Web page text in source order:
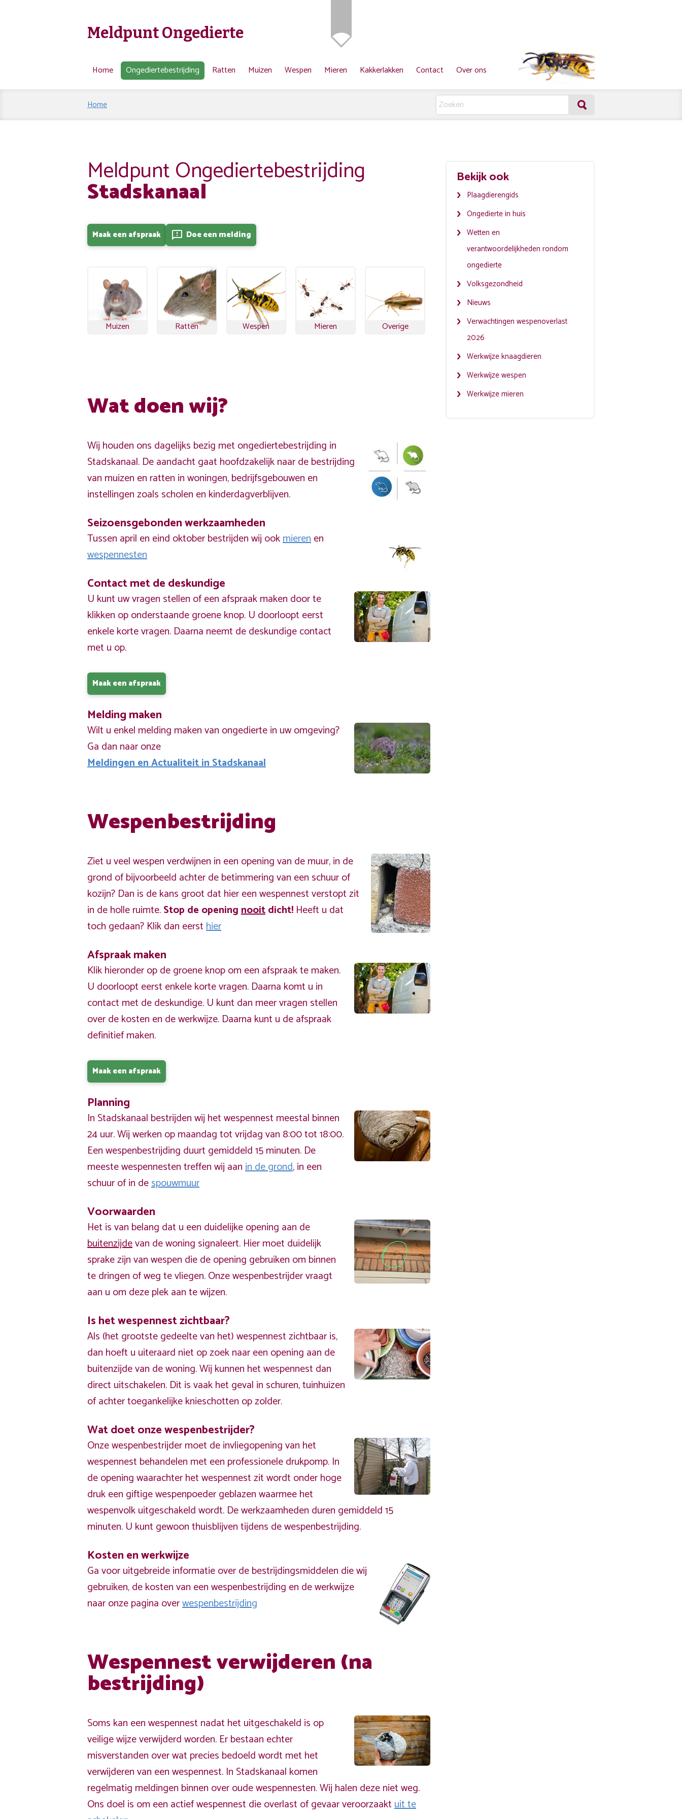
Meldpunt Ongedierte
Home Ongediertebestrijding Ratten Muizen Wespen Mieren Kakkerlakken Contact Over ons
Home
Meldpunt Ongediertebestrijding
Stadskanaal
Maak een afspraak feedback Doe een melding
Muizen Ratten Wespen Mieren Overige
Wat doen wij?
Wij houden ons dagelijks bezig met ongediertebestrijding in
Stadskanaal. De aandacht gaat hoofdzakelijk naar de bestrijding
van muizen en ratten in woningen, bedrijfsgebouwen en
instellingen zoals scholen en kinderdagverblijven.
Seizoensgebonden werkzaamheden
Tussen april en eind oktober bestrijden wij ookmierenen
wespennesten
Contact met de deskundige
U kunt uw vragen stellen of een afspraak maken door te
klikken op onderstaande groene knop. U doorloopt eerst
enkele korte vragen. Daarna neemt de deskundige contact
met u op.
Maak een afspraak
Melding maken
Wilt u enkel melding maken van ongedierte in uw omgeving?
Ga dan naar onze
Meldingen en Actualiteit in Stadskanaal
Wespenbestrijding
Ziet u veel wespen verdwijnen in een opening van de muur, in de
grond of bijvoorbeeld achter de betimmering van een schuur of
kozijn? Dan is de kans groot dat hier een wespennest verstopt zit
in de holle ruimte.Stop de openingnooitdicht! Heeft u dat
toch gedaan? Klik dan eersthier
Afspraak maken
Klik hieronder op de groene knop om een afspraak te maken.
U doorloopt eerst enkele korte vragen. Daarna komt u in
contact met de deskundige. U kunt dan meer vragen stellen
over de kosten en de werkwijze. Daarna kunt u de afspraak
definitief maken.
Maak een afspraak
Planning
In Stadskanaal bestrijden wij het wespennest meestal binnen
24 uur. Wij werken op maandag tot vrijdag van 8:00 tot 18:00.
Een wespenbestrijding duurt gemiddeld 15 minuten. De
meeste wespennesten treffen wij aanin de grond, in een
schuur of in despouwmuur
Voorwaarden
Het is van belang dat u een duidelijke opening aan de
buitenzijdevan de woning signaleert. Hier moet duidelijk
sprake zijn van wespen die de opening gebruiken om binnen
te dringen of weg te vliegen. Onze wespenbestrijder vraagt
aan u om deze plek aan te wijzen.
Is het wespennest zichtbaar?
Als (het grootste gedeelte van het) wespennest zichtbaar is,
dan hoeft u uiteraard niet op zoek naar een opening aan de
buitenzijde van de woning. Wij kunnen het wespennest dan
direct uitschakelen. Dit is vaak het geval in schuren, tuinhuizen
of achter toegankelijke knieschotten op zolder.
Wat doet onze wespenbestrijder?
Onze wespenbestrijder moet de invliegopening van het
wespennest behandelen met een professionele drukpomp. In
de opening waarachter het wespennest zit wordt onder hoge
druk een giftige wespenpoeder geblazen waarmee het
wespenvolk uitgeschakeld wordt. De werkzaamheden duren gemiddeld 15
minuten. U kunt gewoon thuisblijven tijdens de wespenbestrijding.
Kosten en werkwijze
Ga voor uitgebreide informatie over de bestrijdingsmiddelen die wij
gebruiken, de kosten van een wespenbestrijding en de werkwijze
naar onze pagina overwespenbestrijding
Wespennest verwijderen (na
bestrijding)
Soms kan een wespennest nadat het uitgeschakeld is op
veilige wijze verwijderd worden. Er bestaan echter
misverstanden over wat precies bedoeld wordt met het
verwijderen van een wespennest. In Stadskanaal komen
regelmatig meldingen binnen over oude wespennesten. Wij halen deze niet weg.
Ons doel is om een actief wespennest die overlast of gevaar veroorzaaktuit te
Bekijk ook
Plaagdierengids
Ongedierte in huis
Wetten en
verantwoordelijkheden rondom
ongedierte
Volksgezondheid
Nieuws
Verwachtingen wespenoverlast
2026
Werkwijze knaagdieren
Werkwijze wespen
Werkwijze mieren